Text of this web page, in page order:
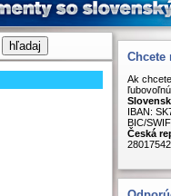
Ak
IBAN:
BIC/
Česká